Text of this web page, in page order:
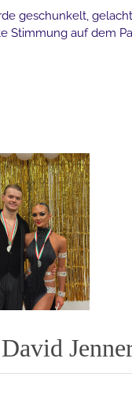
geschunkelt,
Stimmung auf dem